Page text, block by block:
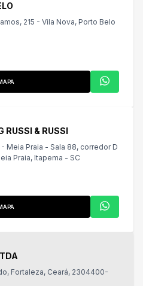
215 - Vila Nova, Porto Belo
RUSSI & RUSSI
Meia Praia - Sala 88, corredor D
Praia, Itapema - SC
Fortaleza, Ceará, 2304400-